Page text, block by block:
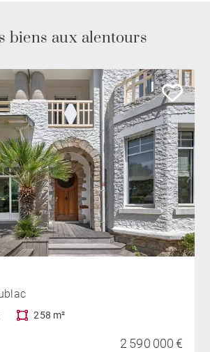
biens aux alentours
258 m²
2 590 000 €